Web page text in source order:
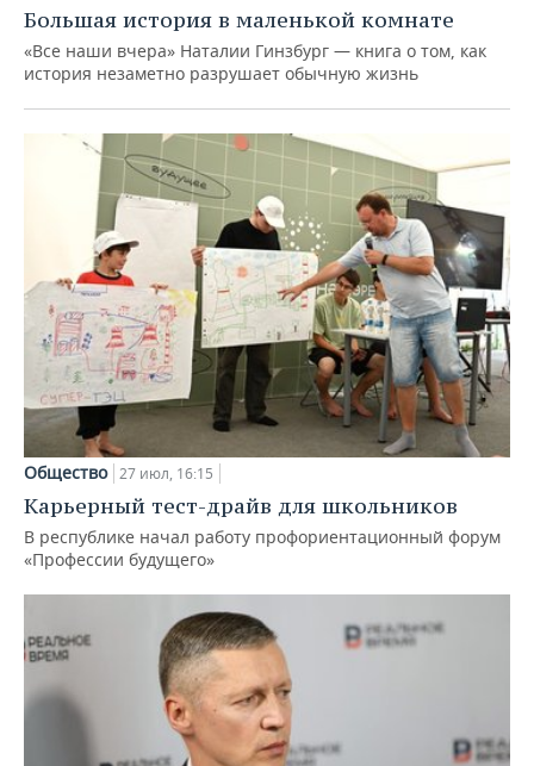
Большая история в маленькой комнате
«Все наши вчера» Наталии Гинзбург — книга о том, как
история незаметно разрушает обычную жизнь
Общество 27 июл, 16:15
Карьерный тест-драйв для школьников
В республике начал работу профориентационный форум
«Профессии будущего»